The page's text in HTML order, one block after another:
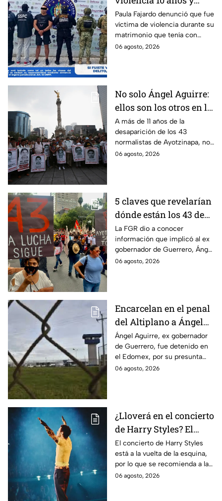
hasta ahora detienen al
presunto agresor: el
caso de Paula Fajardo
Paula Fajardo denunció que fue
víctima de violencia durante su
matrimonio que tenía con
Jorge Francisco “N”, quien fue
06 agosto, 2026
No solo Ángel Aguirre:
ellos son los otros en la
lupa por el caso
Ayotzinapa
A más de 11 años de la
desaparición de los 43
normalistas de Ayotzinapa, no
se ha conocido el paradero de
06 agosto, 2026
5 claves que revelarían
dónde están los 43 de
Ayotzinapa tras
captura de Ángel
Aguirre, ex gobernador
de Guerrero
La FGR dio a conocer
información que implicó al ex
gobernador de Guerrero, Ángel
Aguirre, quien fue detenido
06 agosto, 2026
Encarcelan en el penal
del Altiplano a Ángel
Aguirre, ex gobernador
de Guerrero por caso
Ayotzinapa
Ángel Aguirre, ex gobernador
de Guerrero, fue detenido en
el Edomex, por su presunta
participación en la
06 agosto, 2026
¿Lloverá en el concierto
de Harry Styles? El
pronóstico del clima
para este viernes en
CDMX
El concierto de Harry Styles
está a la vuelta de la esquina,
por lo que se recomienda a las
y los fanáticos revisar el clima
06 agosto, 2026